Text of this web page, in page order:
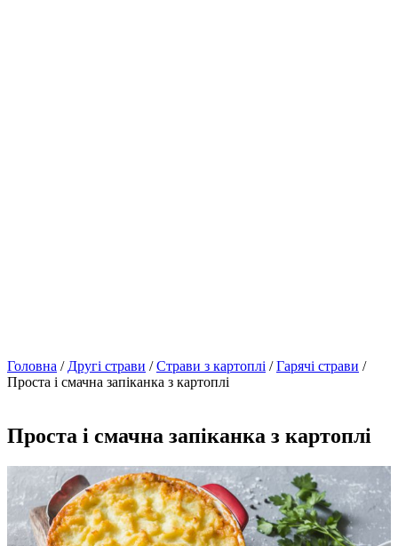
Головна /Другі страви /Страви з картоплі /Гарячі страви /
Проста і смачна запіканка з картоплі
Проста і смачна запіканка з картоплі